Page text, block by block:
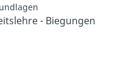
- Biegungen